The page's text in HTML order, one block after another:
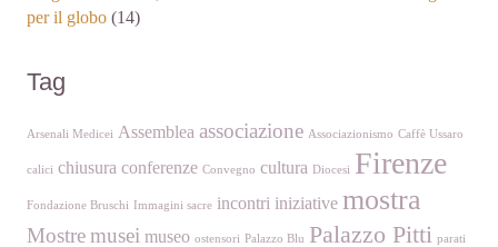
per il globo (14)
Tag
Arsenali Medicei Assemblea associazione Associazionismo Caffè Ussaro
calici chiusura conferenze Convegno cultura Diocesi Firenze
Fondazione Bruschi Immagini sacre incontri iniziative mostra
Mostremusei museo ostensori Palazzo Blu Palazzo Pitti parati